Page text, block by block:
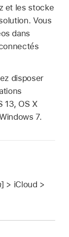
et les stocke
Vous
dans
disposer
13, OS X
7.
] > iCloud >